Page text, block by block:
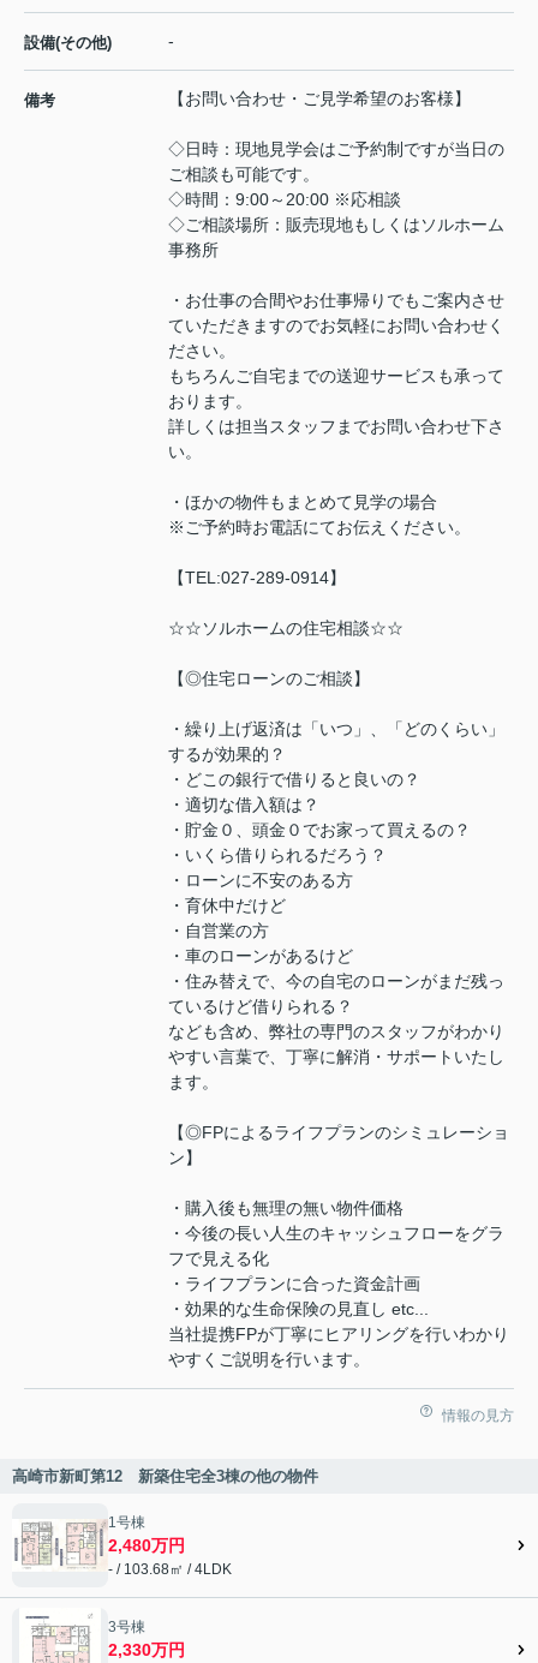
設備(その他) -
備考 【お問い合わせ・ご見学希望のお客様】
◇日時：現地見学会はご予約制ですが当日の
ご相談も可能です。
◇時間：9:00～20:00 ※応相談
◇ご相談場所：販売現地もしくはソルホーム
事務所
・お仕事の合間やお仕事帰りでもご案内させ
ていただきますのでお気軽にお問い合わせく
ださい。
もちろんご自宅までの送迎サービスも承って
おります。
詳しくは担当スタッフまでお問い合わせ下さ
い。
・ほかの物件もまとめて見学の場合
※ご予約時お電話にてお伝えください。
【TEL:027-289-0914】
☆☆ソルホームの住宅相談☆☆
【◎住宅ローンのご相談】
・繰り上げ返済は「いつ」、「どのくらい」
するが効果的？
・どこの銀行で借りると良いの？
・適切な借入額は？
・貯金０、頭金０でお家って買えるの？
・いくら借りられるだろう？
・ローンに不安のある方
・育休中だけど
・自営業の方
・車のローンがあるけど
・住み替えで、今の自宅のローンがまだ残っ
ているけど借りられる？
なども含め、弊社の専門のスタッフがわかり
やすい言葉で、丁寧に解消・サポートいたし
ます。
【◎FPによるライフプランのシミュレーショ
ン】
・購入後も無理の無い物件価格
・今後の長い人生のキャッシュフローをグラ
フで見える化
・ライフプランに合った資金計画
・効果的な生命保険の見直し etc...
当社提携FPが丁寧にヒアリングを行いわかり
やすくご説明を行います。
情報の見方
高崎市新町第12 新築住宅全3棟の他の物件
1号棟
2,480万円
- / 103.68㎡ / 4LDK
3号棟
2,330万円